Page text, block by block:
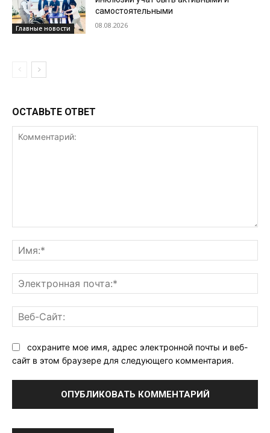
Главные новости
самостоятельными
08.08.2026
ОСТАВЬТЕ ОТВЕТ
сохраните мое имя, адрес электронной почты и веб-
сайт в этом браузере для следующего комментария.